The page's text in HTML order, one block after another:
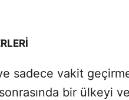
sadece vakit
bir ülkeyi